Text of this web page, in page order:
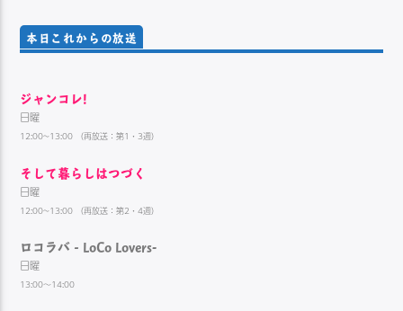
本日これからの放送
ジャンコレ!
日曜
12:00~13:00 （再放送：第1・3週）
そして暮らしはつづく
日曜
12:00~13:00 （再放送：第2・4週）
ロコラバ‐LoCo Lovers-
日曜
13:00～14:00